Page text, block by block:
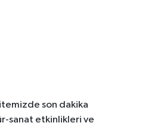
son dakika
sanat etkinlikleri ve